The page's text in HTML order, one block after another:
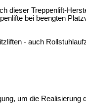
dieser Treppenlift-
bei beengten
- auch
um die Realisierung